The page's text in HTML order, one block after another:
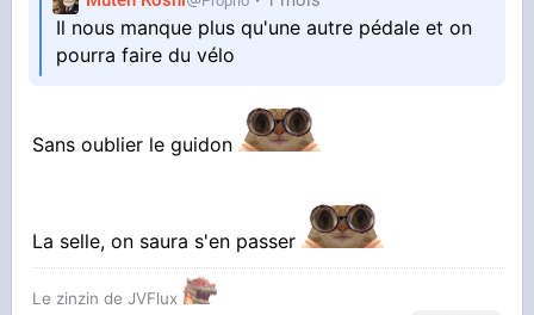
Il nous manque plus qu'une autre pédale et on
pourra faire du vélo
Sans oublier le guidon
La selle, on saura s'en passer
Le zinzin de JVFlux